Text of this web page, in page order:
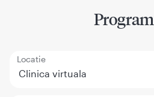
Locatie
Clinica virtuala